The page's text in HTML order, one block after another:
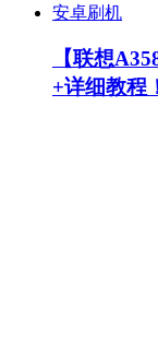
安卓刷机
【联想
+详细教程